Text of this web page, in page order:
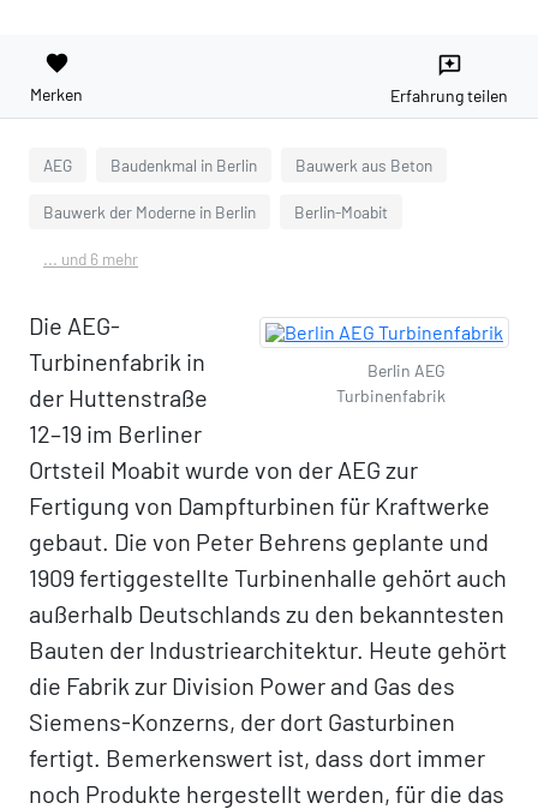
favorite
Merken
reviews
Erfahrung teilen
AEG Baudenkmal in Berlin Bauwerk aus Beton
Bauwerk der Moderne in Berlin Berlin-Moabit
... und 6 mehr
Berlin AEG
Turbinenfabrik
Die AEG-
Turbinenfabrik in
der Huttenstraße
12–19 im Berliner
Ortsteil Moabit wurde von der AEG zur
Fertigung von Dampfturbinen für Kraftwerke
gebaut. Die von Peter Behrens geplante und
1909 fertiggestellte Turbinenhalle gehört auch
außerhalb Deutschlands zu den bekanntesten
Bauten der Industriearchitektur. Heute gehört
die Fabrik zur Division Power and Gas des
Siemens-Konzerns, der dort Gasturbinen
fertigt. Bemerkenswert ist, dass dort immer
noch Produkte hergestellt werden, für die das